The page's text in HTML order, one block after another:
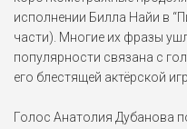
Энди
исполнении Билла Найи в
части). Многие их фразы
популярности связана с
его блестящей актёрской
Голос Анатолия Дубанова